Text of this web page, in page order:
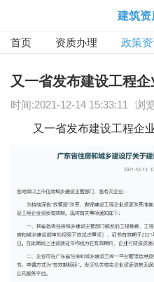
建筑资
首页 资质办理 政策
又一省发布建设工程
时间:2021-12-14 15:33:11
浏
又一省发布建设工程企业